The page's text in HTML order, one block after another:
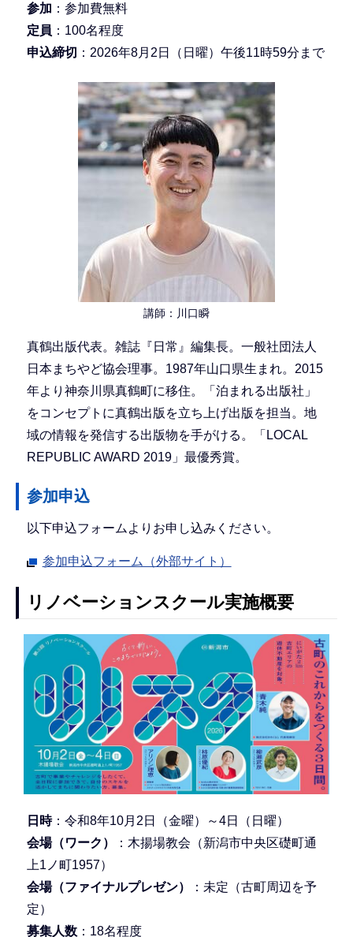
参加 ：参加費無料
定員 ：100名程度
申込締切 ：2026年8月2日（日曜）午後11時59分まで
講師：川口瞬
真鶴出版代表。雑誌『日常』編集長。一般社団法人
日本まちやど協会理事。1987年山口県生まれ。2015
年より神奈川県真鶴町に移住。「泊まれる出版社」
をコンセプトに真鶴出版を立ち上げ出版を担当。地
域の情報を発信する出版物を手がける。「LOCAL
REPUBLIC AWARD 2019」最優秀賞。
参加申込
以下申込フォームよりお申し込みください。
参加申込フォーム（外部サイト）
リノベーションスクール実施概要
日時：令和8年10月2日（金曜）～4日（日曜）
会場（ワーク）
：木揚場教会（新潟市中央区礎町通
上1ノ町1957）
会場（ファイナルプレゼン）
：未定（古町周辺を予
定）
募集人数：18名程度